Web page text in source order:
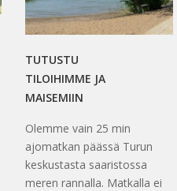
TUTUSTU
TILOIHIMME JA
MAISEMIIN
Olemme vain 25 min
ajomatkan päässä Turun
keskustasta saaristossa
meren rannalla. Matkalla ei